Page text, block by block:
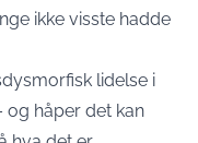
ikke visste hadde
lidelse i
og håper det kan